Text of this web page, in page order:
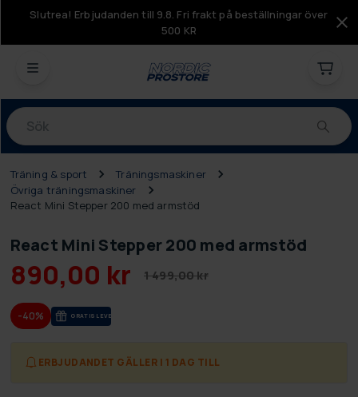
Slutrea! Erbjudanden till 9.8. Fri frakt på beställningar över
500 KR
Produkter
Träning & sport
Träningsmaskiner
Övriga träningsmaskiner
React Mini Stepper 200 med armstöd
React Mini Stepper 200 med armstöd
890,00 kr 1 499,00 kr
-40% GRA­TIS LE­VE­RANS
ERBJUDANDET GÄLLER I 1 DAG TILL